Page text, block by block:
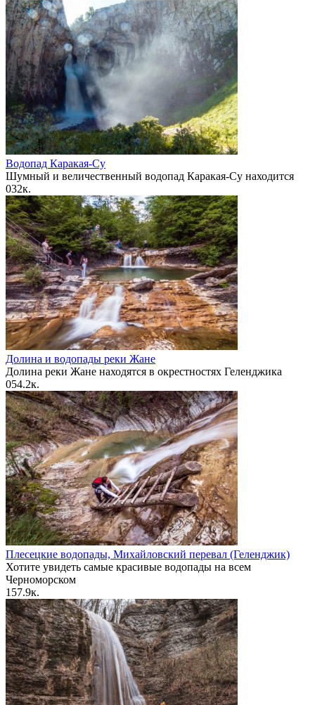
Водопад Каракая-Су
Шумный и величественный водопад Каракая-Су находится
032к.
Долина и водопады реки Жане
Долина реки Жане находятся в окрестностях Геленджика
054.2к.
Плесецкие водопады, Михайловский перевал (Геленджик)
Хотите увидеть самые красивые водопады на всем
Черноморском
1 57.9к.